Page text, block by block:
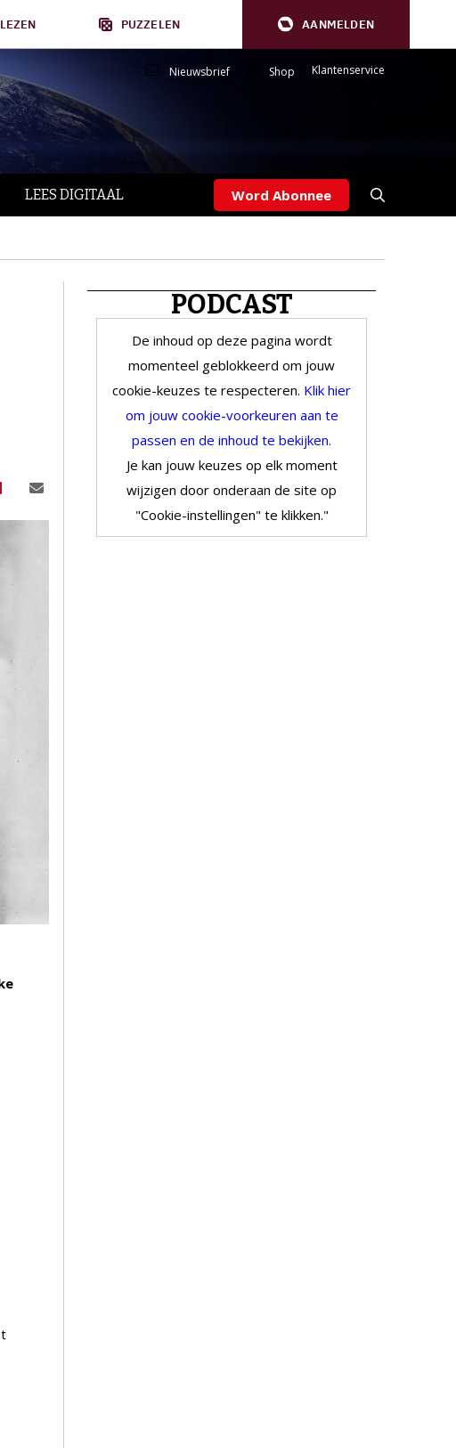
PUZZELEN AANMELDEN
Nieuwsbrief Shop Klantenservice
LEES DIGITAAL Word Abonnee
PODCAST
De inhoud op deze pagina wordt
momenteel geblokkeerd om jouw
cookie-keuzes te respecteren. Klik hier
om jouw cookie-voorkeuren aan te
passen en de inhoud te bekijken.
Je kan jouw keuzes op elk moment
wijzigen door onderaan de site op
"Cookie-instellingen" te klikken."